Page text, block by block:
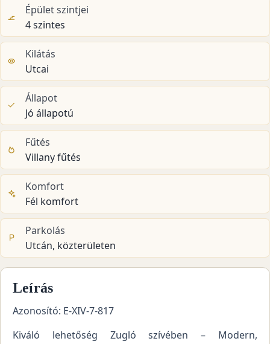
Épület szintjei
4 szintes
Kilátás
Utcai
Állapot
Jó állapotú
Fűtés
Villany fűtés
Komfort
Fél komfort
Parkolás
Utcán, közterületen
Leírás
Azonosító: E-XIV-7-817
Kiváló lehetőség Zugló szívében – Modern,